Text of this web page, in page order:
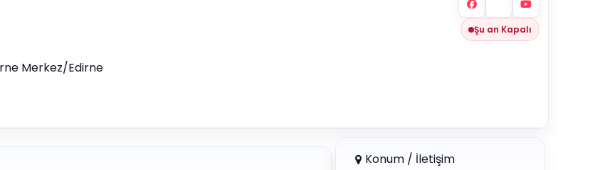
Merkez/Edirne
Şu an Kapalı
Konum / İletişim